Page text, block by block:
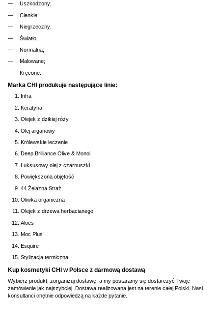
Uszkodzony;
Cienkie;
Niegrzeczny;
Światło;
Normalna;
Malowane;
Kręcone.
Marka CHI produkuje następujące linie:
Infra
Keratyna
Olejek z dzikiej róży
Olej arganowy
Królewskie leczenie
Deep Brilliance Olive & Monoi
Luksusowy olej z czarnuszki
Powiększona objętość
44 Żelazna Straż
Oliwka organiczna
Olejek z drzewa herbacianego
Aloes
Moc Plus
Esquire
Stylizacja termiczna
Kup kosmetyki CHI w Polsce z darmową dostawą
Wybierz produkt, zorganizuj dostawę, a my postaramy się dostarczyć Twoje
zamówienie jak najszybciej. Dostawa realizowana jest na terenie całej Polski. Nasi
konsultanci chętnie odpowiedzą na każde pytanie.